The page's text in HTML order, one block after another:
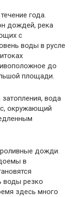
года.
дождей, река
с
воды в русле
до
площади.
затопления, вода
окружающий
дожди.
в
воды резко
здесь много